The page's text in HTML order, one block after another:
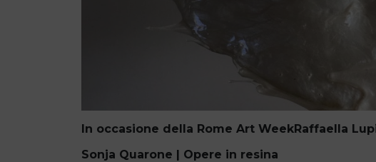
In occasione della Rome Art WeekRaffaella
Sonja Quarone | Opere in resina